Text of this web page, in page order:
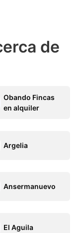
de
Obando Fincas
en alquiler
Argelia
Ansermanuevo
El Aguila